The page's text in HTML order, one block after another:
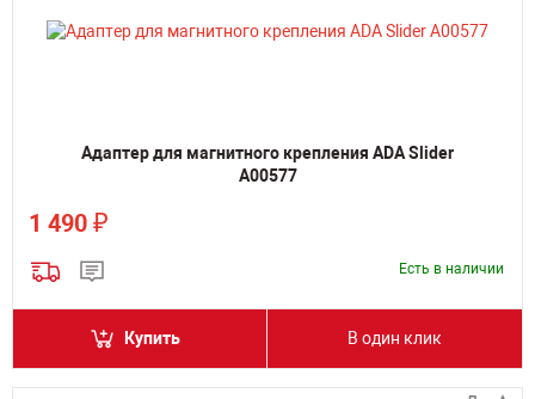
Адаптер для магнитного крепления ADA Slider
А00577
1 490 ₽
Есть в наличии
Купить В один клик